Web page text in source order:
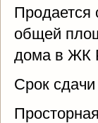
Продается
общей
дома в ЖК
Срок